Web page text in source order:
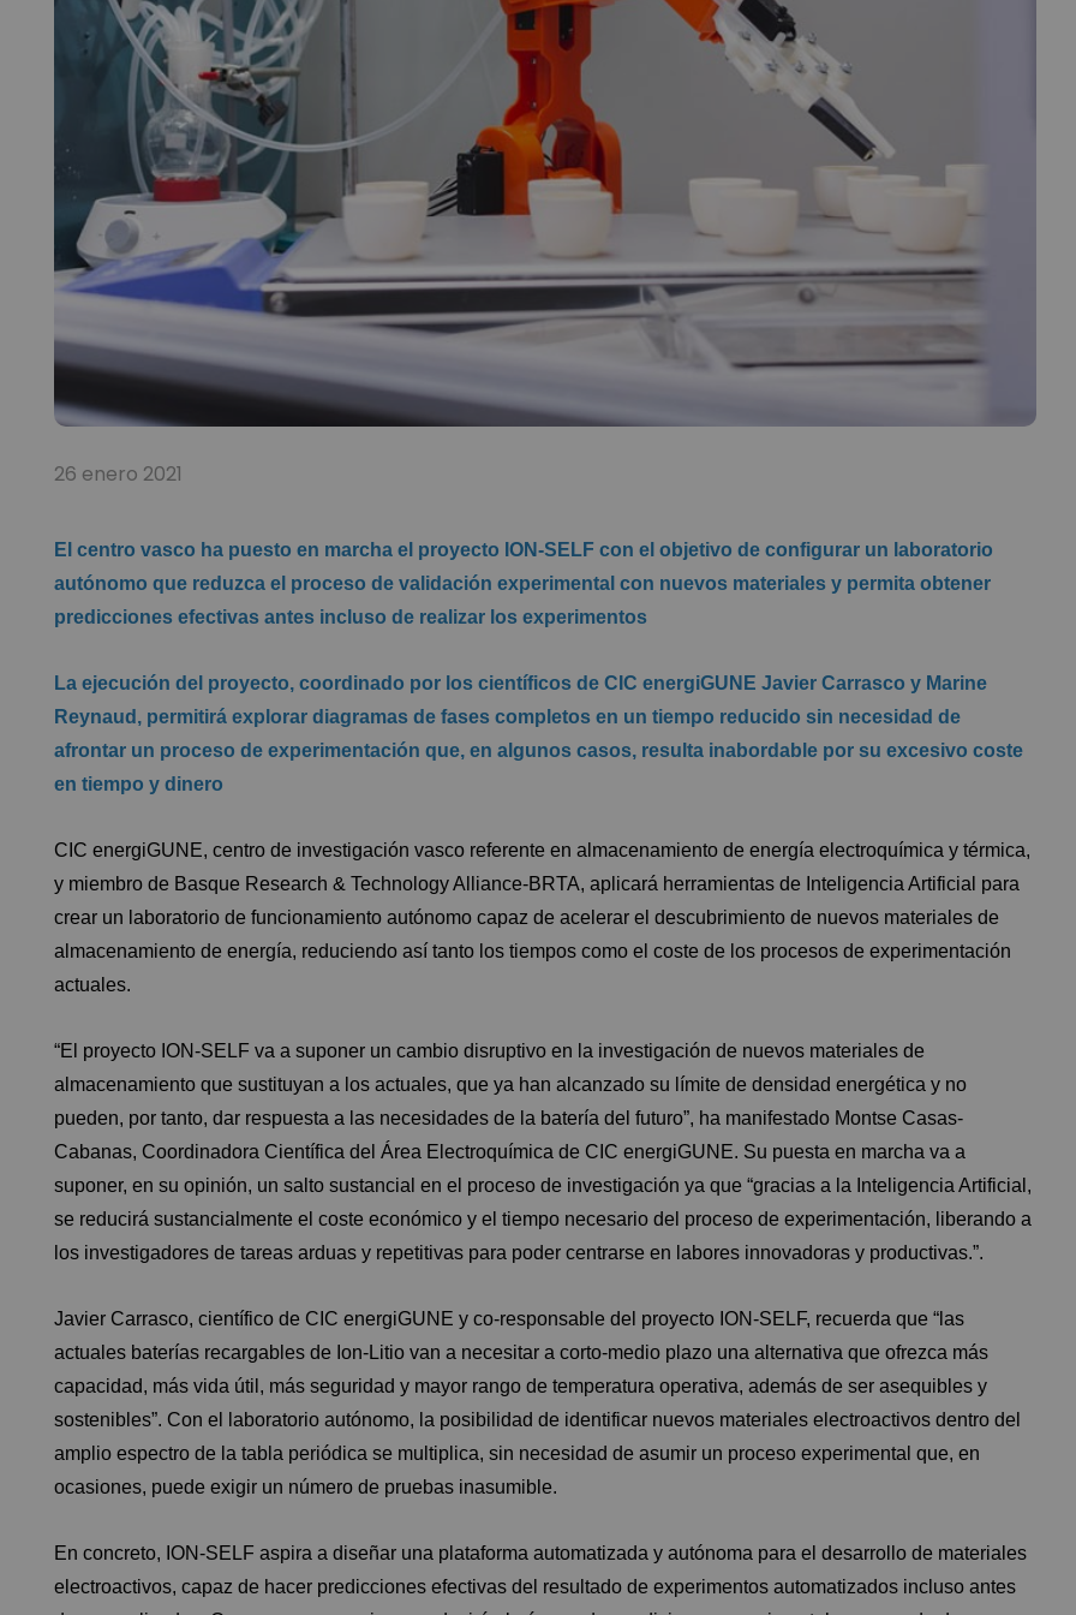
26 enero 2021
El centro vasco ha puesto en marcha el proyecto ION-SELF con el objetivo de configurar un laboratorio
autónomo que reduzca el proceso de validación experimental con nuevos materiales y permita obtener
predicciones efectivas antes incluso de realizar los experimentos
La ejecución del proyecto, coordinado por los científicos de CIC energiGUNE Javier Carrasco y Marine
Reynaud, permitirá explorar diagramas de fases completos en un tiempo reducido sin necesidad de
afrontar un proceso de experimentación que, en algunos casos, resulta inabordable por su excesivo coste
en tiempo y dinero
CIC energiGUNE, centro de investigación vasco referente en almacenamiento de energía electroquímica y térmica,
y miembro de Basque Research & Technology Alliance-BRTA, aplicará herramientas de Inteligencia Artificial para
crear un laboratorio de funcionamiento autónomo capaz de acelerar el descubrimiento de nuevos materiales de
almacenamiento de energía, reduciendo así tanto los tiempos como el coste de los procesos de experimentación
actuales.
“El proyecto ION-SELF va a suponer un cambio disruptivo en la investigación de nuevos materiales de
almacenamiento que sustituyan a los actuales, que ya han alcanzado su límite de densidad energética y no
pueden, por tanto, dar respuesta a las necesidades de la batería del futuro”, ha manifestado Montse Casas-
Cabanas, Coordinadora Científica del Área Electroquímica de CIC energiGUNE. Su puesta en marcha va a
suponer, en su opinión, un salto sustancial en el proceso de investigación ya que “gracias a la Inteligencia Artificial,
se reducirá sustancialmente el coste económico y el tiempo necesario del proceso de experimentación, liberando a
los investigadores de tareas arduas y repetitivas para poder centrarse en labores innovadoras y productivas.”.
Javier Carrasco, científico de CIC energiGUNE y co-responsable del proyecto ION-SELF, recuerda que “las
actuales baterías recargables de Ion-Litio van a necesitar a corto-medio plazo una alternativa que ofrezca más
capacidad, más vida útil, más seguridad y mayor rango de temperatura operativa, además de ser asequibles y
sostenibles”. Con el laboratorio autónomo, la posibilidad de identificar nuevos materiales electroactivos dentro del
amplio espectro de la tabla periódica se multiplica, sin necesidad de asumir un proceso experimental que, en
ocasiones, puede exigir un número de pruebas inasumible.
En concreto, ION-SELF aspira a diseñar una plataforma automatizada y autónoma para el desarrollo de materiales
electroactivos, capaz de hacer predicciones efectivas del resultado de experimentos automatizados incluso antes